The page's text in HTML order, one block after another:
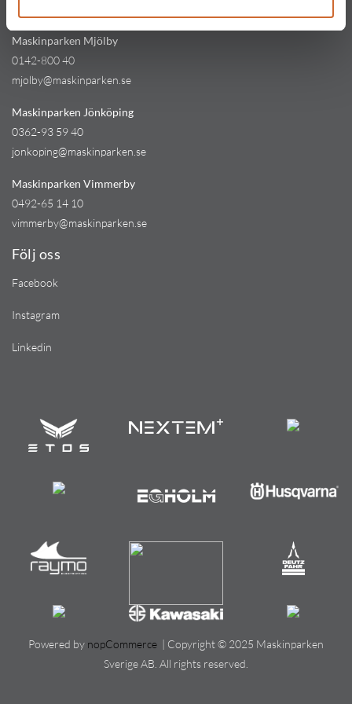
Maskinparken Mjölby
0142-800 40
mjolby@maskinparken.se
Maskinparken Jönköping
0362-93 59 40
jonkoping@maskinparken.se
Maskinparken Vimmerby
0492-65 14 10
vimmerby@maskinparken.se
Följ oss
Facebook
Instagram
Linkedin
Powered by nopCommerce | Copyright © 2025 Maskinparken
Sverige AB. All rights reserved.